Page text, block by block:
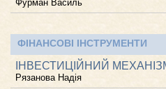
Фурман Василь
ФІНАНСОВІ ІНСТРУМЕНТИ
ІНВЕСТИЦІЙНИЙ
Рязанова Надія